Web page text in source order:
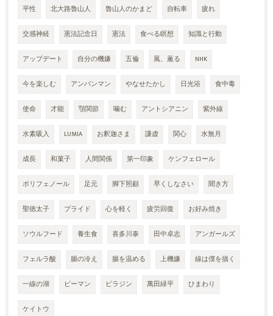
平性 北大路魯山人 魯山人のかまど 自転車 疲れ
交感神経 憲法記念日 憲法 食べる瞑想 知識と行動
アップデート 自分の機嫌 五倫 風、薫る NHK
今を楽しむ アンパンマン やなせたかし 日光浴 食中毒
使命 才能 顎関節 噛む アントシアニン 紫外線
水素吸入 LUMIA お釈迦さま 謙虚 関心 水無月
成長 和菓子 人間関係 第一印象 ケンフェロール
ポリフェノール 足元 脚下照顧 早くしなさい 聞き方
聖徳太子 プライド 心を軽く 疲労回復 お好み焼き
ソウルフード 養生食 喜多川泰 田中卓志 アンガールズ
フェルラ酸 腸の冷え 腸を温める 上機嫌 線は僕を描く
一線の湖 ピーマン ピラジン 萬田緑平 ひまわり
ケイトウ